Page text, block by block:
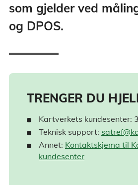
som gjelder ved
og DPOS.
TRENGER DU
Kartverkets kundesenter:
Teknisk support:
Annet: Kontaktskjema til
kundesenter